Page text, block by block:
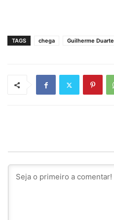
TAGS chega Guilherme Duarte